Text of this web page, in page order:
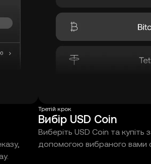
Третій крок
Вибір USD Coin
Виберіть USD Coin та купіть
допомогою вибраного вами